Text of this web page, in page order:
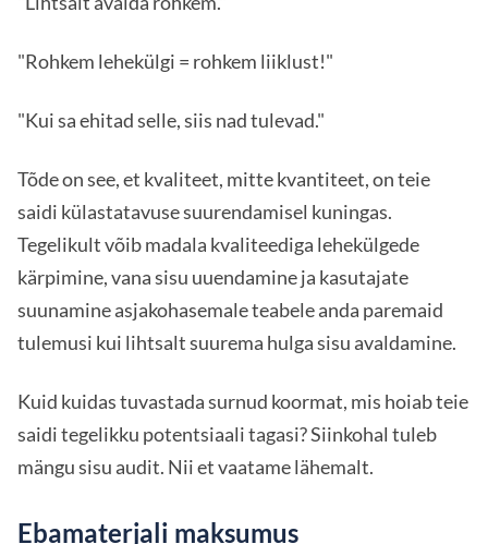
"Rohkem lehekülgi = rohkem liiklust!"
"Kui sa ehitad selle, siis nad tulevad."
Tõde on see, et kvaliteet, mitte kvantiteet, on teie
saidi külastatavuse suurendamisel kuningas.
Tegelikult võib madala kvaliteediga lehekülgede
kärpimine, vana sisu uuendamine ja kasutajate
suunamine asjakohasemale teabele anda paremaid
tulemusi kui lihtsalt suurema hulga sisu avaldamine.
Kuid kuidas tuvastada surnud koormat, mis hoiab teie
saidi tegelikku potentsiaali tagasi? Siinkohal tuleb
mängu sisu audit. Nii et vaatame lähemalt.
Ebamaterjali maksumus